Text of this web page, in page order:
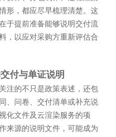
形，都应尽早梳理清楚。这
于提前准备能够说明交付流
，以应对采购方重新评估合
付与单证说明
注的不只是政策表述，还包
、问卷、交付清单或补充说
化文件及云渲染服务的项
来源的说明文件，可能成为